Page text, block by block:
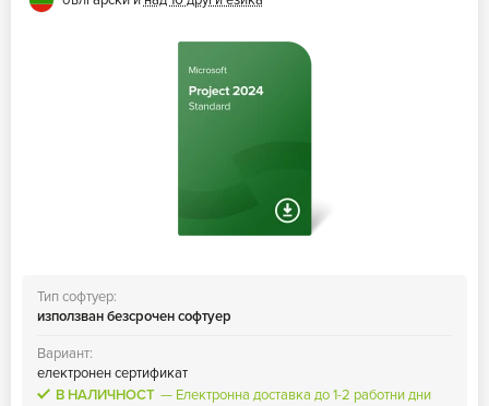
Тип софтуер:
използван безсрочен софтуер
Вариант:
електронен сертификат
В НАЛИЧНОСТ
Електронна доставка до 1-2 работни дни